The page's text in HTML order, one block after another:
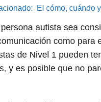
El cómo, cuándo
autista sea
como para
de Nivel 1 pueden
y es posible que no